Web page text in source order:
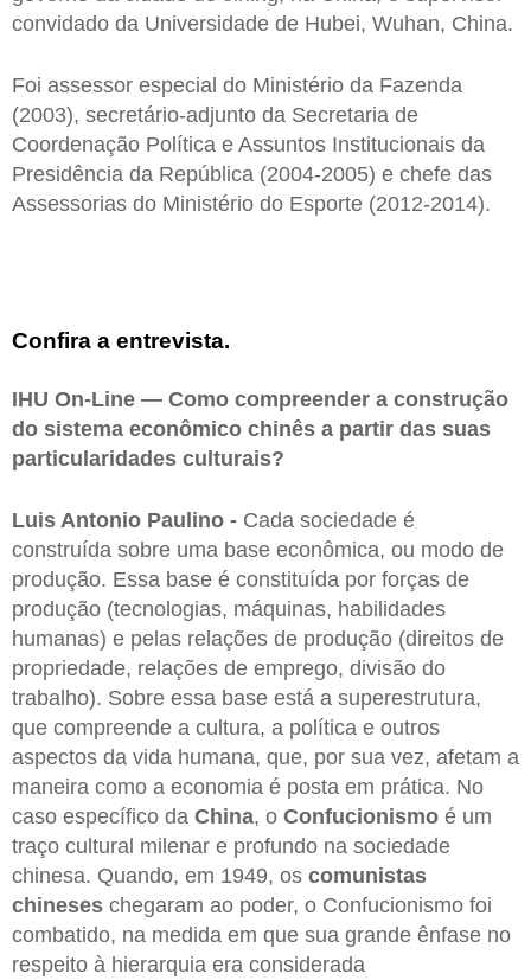
convidado da Universidade de Hubei, Wuhan, China.
Foi assessor especial do Ministério da Fazenda
(2003), secretário-adjunto da Secretaria de
Coordenação Política e Assuntos Institucionais da
Presidência da República (2004-2005) e chefe das
Assessorias do Ministério do Esporte (2012-2014).
Confira a entrevista.
IHU On-Line — Como compreender a construção
do sistema econômico chinês a partir das suas
particularidades culturais?
Luis Antonio Paulino - Cada sociedade é
construída sobre uma base econômica, ou modo de
produção. Essa base é constituída por forças de
produção (tecnologias, máquinas, habilidades
humanas) e pelas relações de produção (direitos de
propriedade, relações de emprego, divisão do
trabalho). Sobre essa base está a superestrutura,
que compreende a cultura, a política e outros
aspectos da vida humana, que, por sua vez, afetam a
maneira como a economia é posta em prática. No
caso específico da China, o Confucionismo é um
traço cultural milenar e profundo na sociedade
chinesa. Quando, em 1949, os comunistas
chineses chegaram ao poder, o Confucionismo foi
combatido, na medida em que sua grande ênfase no
respeito à hierarquia era considerada